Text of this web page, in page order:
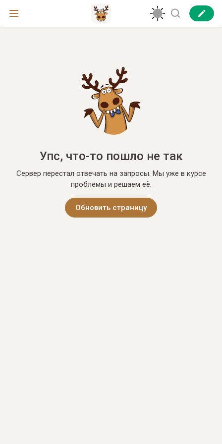
Упс, что-то пошло не так
Сервер перестал отвечать на запросы. Мы уже в курсе
проблемы и решаем её.
Обновить страницу